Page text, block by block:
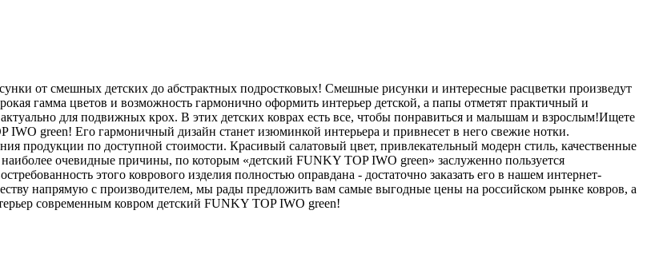
от смешных детских до абстрактных подростковых! Смешные рисунки и интересные расцветки произведут
гамма цветов и возможность гармонично оформить интерьер детской, а папы отметят практичный и
для подвижных крох. В этих детских коврах есть все, чтобы понравиться и малышам и взрослым!Ищете
green! Его гармоничный дизайн станет изюминкой интерьера и привнесет в него свежие нотки.
продукции по доступной стоимости. Красивый салатовый цвет, привлекательный модерн стиль, качественные
очевидные причины, по которым «детский FUNKY TOP IWO green» заслуженно пользуется
этого коврового изделия полностью оправдана - достаточно заказать его в нашем интернет-
напрямую с производителем, мы рады предложить вам самые выгодные цены на российском рынке ковров, а
современным ковром детский FUNKY TOP IWO green!